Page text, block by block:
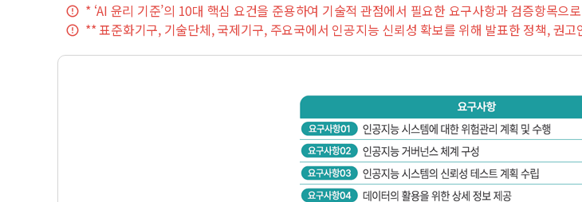
* ‘AI 윤리 기준’의 10대 핵심 요건을 준용하여 기술적 관점에서 필요한 요구사항과 검증항목으로
** 표준화기구, 기술단체, 국제기구, 주요국에서 인공지능 신뢰성 확보를 위해 발표한 정책, 권